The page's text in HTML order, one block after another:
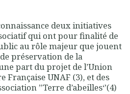
deux initiatives
qui ont pour finalité de
au rôle majeur que jouent
préservation de la
part du projet de l’Union
Française UNAF (3), et des
’’Terre d’abeilles‘’(4)